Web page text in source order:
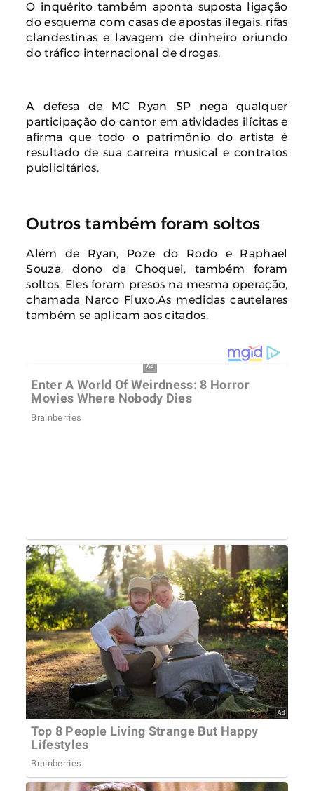
O inquérito também aponta suposta ligação
do esquema com casas de apostas ilegais, rifas
clandestinas e lavagem de dinheiro oriundo
do tráfico internacional de drogas.
A defesa de MC Ryan SP nega qualquer
participação do cantor em atividades ilícitas e
afirma que todo o patrimônio do artista é
resultado de sua carreira musical e contratos
publicitários.
Outros também foram soltos
Além de Ryan, Poze do Rodo e Raphael
Souza, dono da Choquei, também foram
soltos. Eles foram presos na mesma operação,
chamada Narco Fluxo.As medidas cautelares
também se aplicam aos citados.